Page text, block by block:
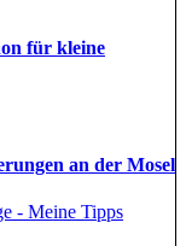
für kleine
an der Mosel